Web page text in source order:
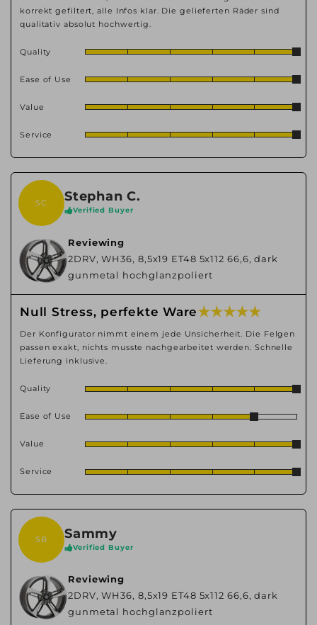
korrekt gefiltert, alle Infos klar. Die gelieferten Räder sind
qualitativ absolut hochwertig.
Quality
Ease of Use
Value
Service
SC Stephan C.
Verified Buyer
Reviewing
2DRV, WH36, 8,5x19 ET48 5x112 66,6, dark
gunmetal hochglanzpoliert
Null Stress, perfekte Ware★ ★ ★ ★ ★
Der Konfigurator nimmt einem jede Unsicherheit. Die Felgen
passen exakt, nichts musste nachgearbeitet werden. Schnelle
Lieferung inklusive.
Quality
Ease of Use
Value
Service
SB Sammy
Verified Buyer
Reviewing
2DRV, WH36, 8,5x19 ET48 5x112 66,6, dark
gunmetal hochglanzpoliert